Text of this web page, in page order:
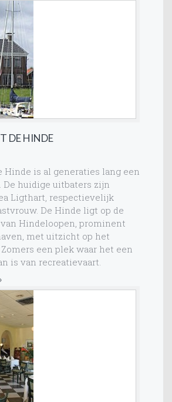
DE HINDE
Hinde is al generaties lang een
huidige uitbaters zijn
Ligthart, respectievelijk
De Hinde ligt op de
Hindeloopen, prominent
met uitzicht op het
een plek waar het een
is van recreatievaart.